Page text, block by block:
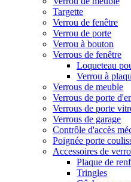
Targette
Verrou de fenêtre
Verrou de porte
Verrou à bouton
Verrous de fenêtre
Loqueteau
Verrou à
Verrous de meuble
Verrous de porte
Verrous de porte
Verrous de garage
Contrôle d'accès
Poignée porte
Accessoires de
Plaque de
Tringles